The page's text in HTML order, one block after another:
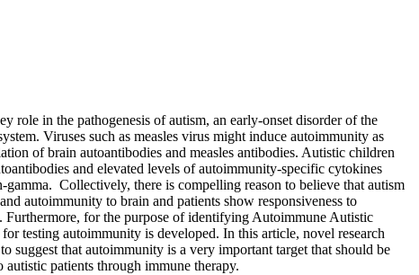
role in the pathogenesis of autism, an early-onset disorder of the
Viruses such as measles virus might induce autoimmunity as
of brain autoantibodies and measles antibodies. Autistic children
and elevated levels of autoimmunity-specific cytokines
Collectively, there is compelling reason to believe that autism
autoimmunity to brain and patients show responsiveness to
Furthermore, for the purpose of identifying Autoimmune Autistic
testing autoimmunity is developed. In this article, novel research
suggest that autoimmunity is a very important target that should be
patients through immune therapy.